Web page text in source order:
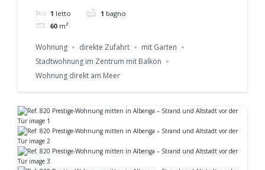
Herzen von DIANO
MARINA
1 letto 1 bagno
60 m²
Wohnung direkte Zufahrt
mit Garten
Stadtwohnung im Zentrum mit Balkon
Wohnung direkt am Meer